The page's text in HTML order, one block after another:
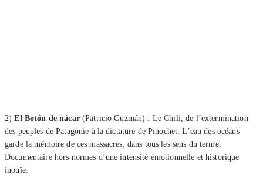
2)El Botón de nácar(Patricio Guzmán) : Le Chili, de l’extermination
des peuples de Patagonie à la dictature de Pinochet. L’eau des océans
garde la mémoire de ces massacres, dans tous les sens du terme.
Documentaire hors normes d’une intensité émotionnelle et historique
inouïe.